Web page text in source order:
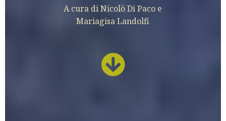
A cura di Nicolò Di Paco e
Mariagisa Landolfi